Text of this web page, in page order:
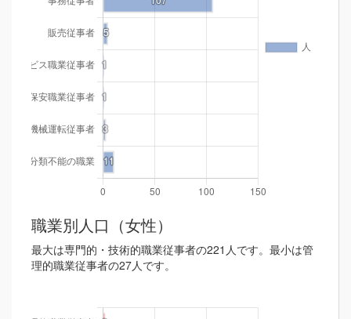
職業別人口（女性）
最大は専門的・技術的職業従事者の221人です。最小は管
理的職業従事者の27人です。